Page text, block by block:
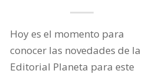
Hoy es el momento para
conocer las novedades de la
Editorial Planeta para este